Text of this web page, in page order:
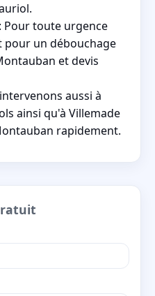
: Pour toute urgence
pour un débouchage
et devis
aussi à
ainsi qu'à Villemade
rapidement.